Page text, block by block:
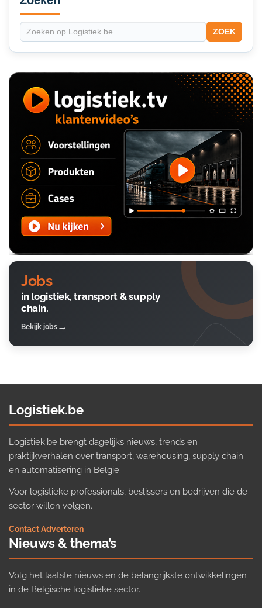
ZOEK
Jobs
in logistiek, transport & supply
chain.
Bekijk jobs
Logistiek.be
Logistiek.be brengt dagelijks nieuws, trends en
praktijkverhalen over transport, warehousing, supply chain
en automatisering in België.
Voor logistieke professionals, beslissers en bedrijven die de
sector willen volgen.
Contact·Adverteren
Nieuws & thema’s
Volg het laatste nieuws en de belangrijkste ontwikkelingen
in de Belgische logistieke sector.